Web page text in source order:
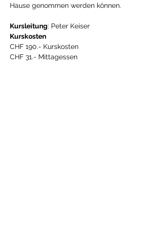
Hause genommen werden können.
Kursleitung: Peter Keiser
Kurskosten
CHF 190.- Kurskosten
CHF 31.- Mittagessen